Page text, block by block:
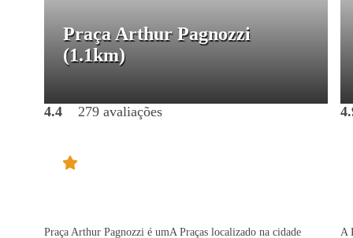
Praça Arthur Pagnozzi
(1.1km)
4.4 279 avaliações
Praça Arthur Pagnozzi é umA Praças localizado na cidade A